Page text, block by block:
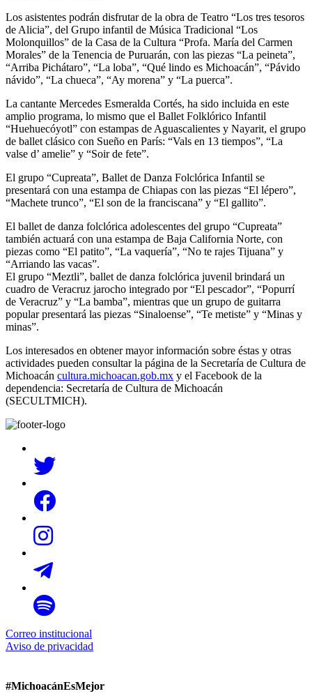
Los asistentes podrán disfrutar de la obra de Teatro “Los tres tesoros
de Alicia”, del Grupo infantil de Música Tradicional “Los
Molonquillos” de la Casa de la Cultura “Profa. María del Carmen
Morales” de la Tenencia de Puruarán, con las piezas “La peineta”,
“Arriba Pichátaro”, “La loba”, “Qué lindo es Michoacán”, “Pávido
návido”, “La chueca”, “Ay morena” y “La puerca”.
La cantante Mercedes Esmeralda Cortés, ha sido incluida en este
amplio programa, lo mismo que el Ballet Folklórico Infantil
“Huehuecóyotl” con estampas de Aguascalientes y Nayarit, el grupo
de ballet clásico con Sueño en París: “Vals en 13 tiempos”, “La
valse d’ amelie” y “Soir de fete”.
El grupo “Cupreata”, Ballet de Danza Folclórica Infantil se
presentará con una estampa de Chiapas con las piezas “El lépero”,
“Machete trunco”, “El son de la franciscana” y “El gallito”.
El ballet de danza folclórica adolescentes del grupo “Cupreata”
también actuará con una estampa de Baja California Norte, con
piezas como “El patito”, “La vaquería”, “No te rajes Tijuana” y
“Arriando las vacas”.
El grupo “Meztli”, ballet de danza folclórica juvenil brindará un
cuadro de Veracruz jarocho integrado por “El pescador”, “Popurrí
de Veracruz” y “La bamba”, mientras que un grupo de guitarra
popular presentará las piezas “Sinaloense”, “Te metiste” y “Minas y
minas”.
Los interesados en obtener mayor información sobre éstas y otras
actividades pueden consultar la página de la Secretaría de Cultura de
Michoacán cultura.michoacan.gob.mx y el Facebook de la
dependencia: Secretaría de Cultura de Michoacán
(SECULTMICH).
Correo institucional
Aviso de privacidad
#MichoacánEsMejor